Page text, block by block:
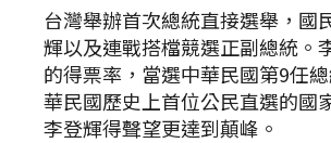
台灣舉辦首次總統直接選舉，國
輝以及連戰搭檔競選正副總統。
的得票率，當選中華民國第9任
華民國歷史上首位公民直選的國
李登輝得聲望更達到顛峰。